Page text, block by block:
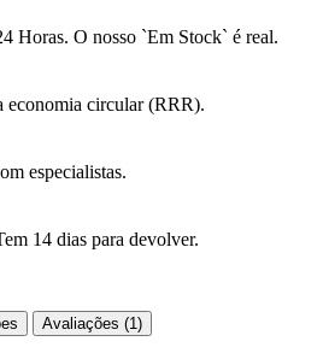
Horas. O nosso `Em Stock` é real.
economia circular (RRR).
especialistas.
14 dias para devolver.
Avaliações (1)